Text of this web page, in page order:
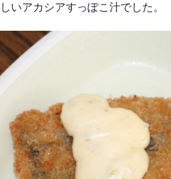
いアカシアすっぽこ汁でした。